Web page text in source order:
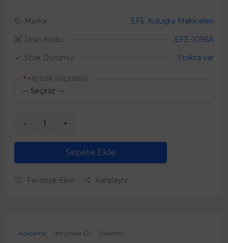
Marka:
EFE Kuluçka Makineleri
Ürün Kodu:
EFE-1096A
Stok Durumu:
Stokta var
MOTOR SEÇENEĞİ
Sepete Ekle
Favoriye Ekle Karşılaştır
Açıklama Yorumlar (2) Etiketler: